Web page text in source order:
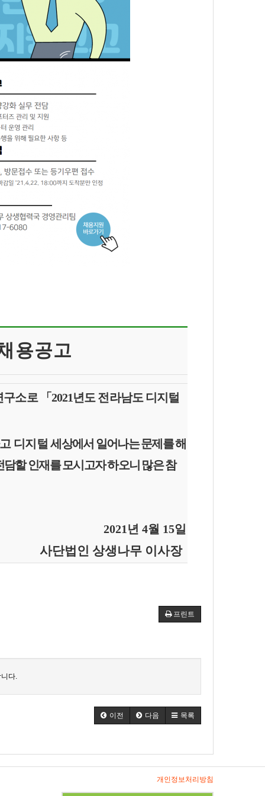
용공고
구소로 「 2021년도 전라남도 디지털
디지털세상에서 일어나는 문제를 해
할 인재를 모시고자 하오니 많은 참
2021 년 4월 15일
사단법인 상생나무 이사장
프린트
다.
이전 다음 목록
개인정보처리방침